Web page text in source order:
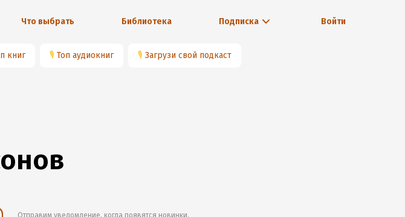
Что выбрать Библиотека Подписка Войти
книг 🎙 Топ аудиокниг 🎙 Загрузи свой подкаст
Отправим уведомление, когда появятся новинки.